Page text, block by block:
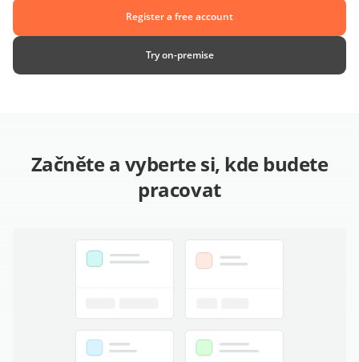
Register a free account
Try on-premise
Začněte a vyberte si, kde budete
pracovat